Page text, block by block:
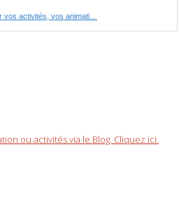
ou activités via le Blog. Cliquez ici.